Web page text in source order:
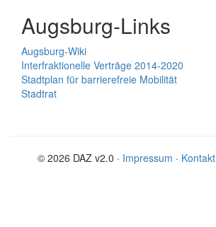
Augsburg-Links
Augsburg-Wiki
Interfraktionelle Verträge 2014-2020
Stadtplan für barrierefreie Mobilität
Stadtrat
© 2026 DAZ v2.0 · Impressum · Kontakt